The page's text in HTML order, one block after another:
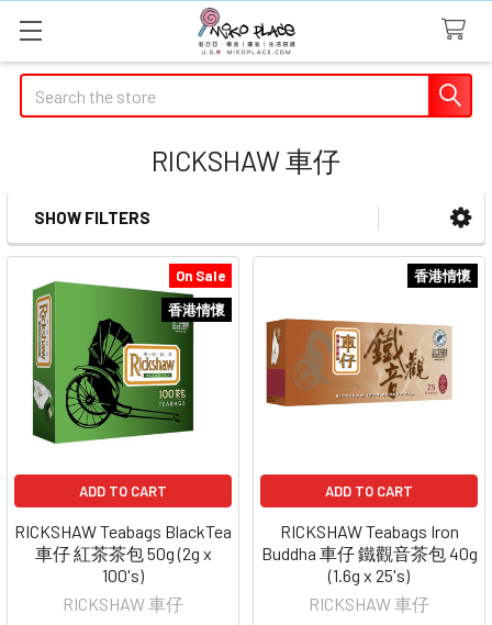
Search
RICKSHAW 車仔
Sidebar
SHOW FILTERS
On Sale
香港情懷
ADD TO CART
RICKSHAW Teabags BlackTea
車仔 紅茶茶包 50g (2g x
100's)
RICKSHAW 車仔
香港情懷
ADD TO CART
RICKSHAW Teabags Iron
Buddha 車仔 鐵觀音茶包 40g
(1.6g x 25's)
RICKSHAW 車仔